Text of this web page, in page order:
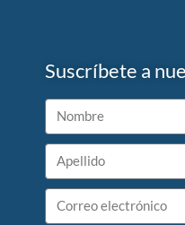
Suscríbete a